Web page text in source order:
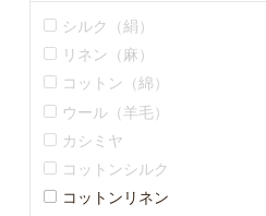
シルク（絹）
リネン（麻）
コットン（綿）
ウール（羊毛）
カシミヤ
コットンシルク
コットンリネン